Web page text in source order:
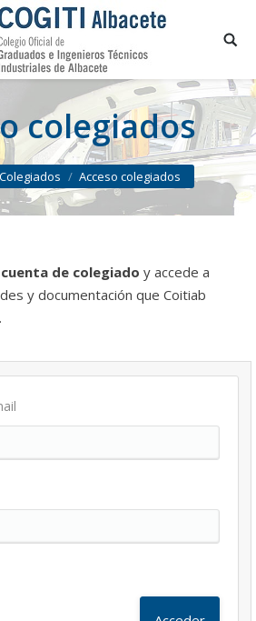
colegiados
Acceso colegiados
de colegiado y accede a
y documentación que Coitiab